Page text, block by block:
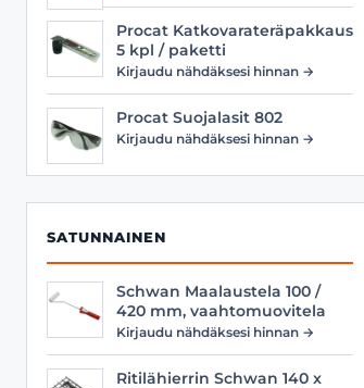
Procat Katkovarateräpakkaus
5 kpl / paketti
Kirjaudu nähdäksesi hinnan →
Procat Suojalasit 802
Kirjaudu nähdäksesi hinnan →
SATUNNAINEN
Schwan Maalaustela 100 /
420 mm, vaahtomuovitela
Kirjaudu nähdäksesi hinnan →
Ritilähierrin Schwan 140 x